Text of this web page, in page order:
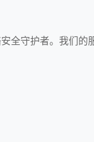
全守护者。我们的